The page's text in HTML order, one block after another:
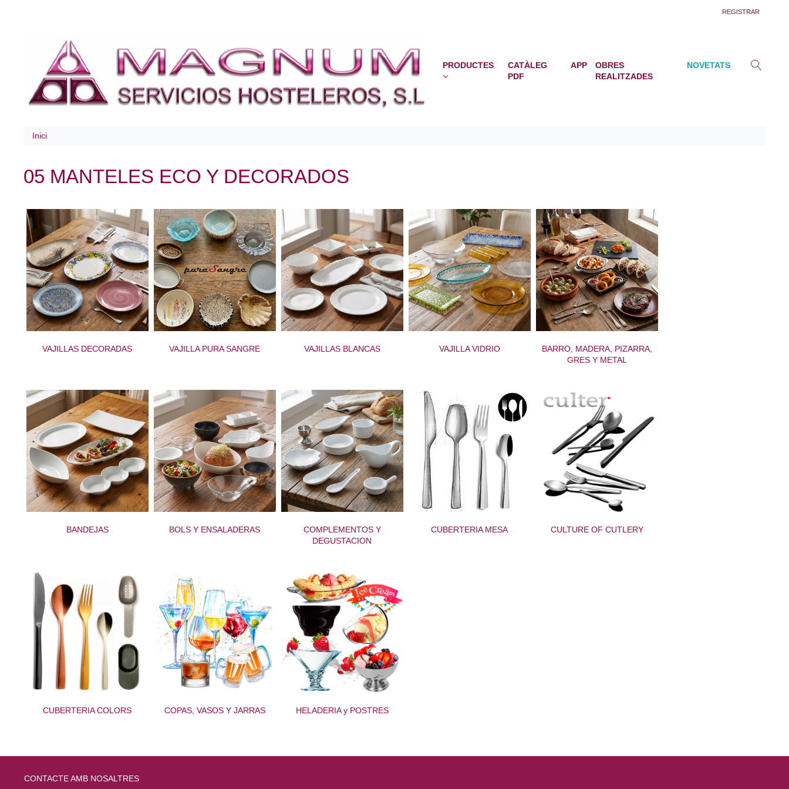
REGISTRAR
PRODUCTES
CATÀLEG
PDF
APP
OBRES
REALITZADES
NOVETATS
Inici
05 MANTELES ECO Y DECORADOS
VAJILLAS DECORADAS VAJILLA PURA SANGRE VAJILLAS BLANCAS VAJILLA VIDRIO
BARRO, MADERA, PIZARRA,
GRES Y METAL
BANDEJAS BOLS Y ENSALADERAS
COMPLEMENTOS Y
DEGUSTACION
CUBERTERIA MESA CULTURE OF CUTLERY
CUBERTERIA COLORS COPAS, VASOS Y JARRAS HELADERIA y POSTRES
CONTACTE AMB NOSALTRES